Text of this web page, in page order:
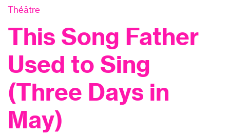
Théâtre
This Song Father
Used to Sing
(Three Days in
May)